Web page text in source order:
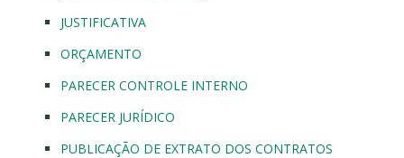
JUSTIFICATIVA
ORÇAMENTO
PARECER CONTROLE INTERNO
PARECER JURÍDICO
PUBLICAÇÃO DE EXTRATO DOS CONTRATOS